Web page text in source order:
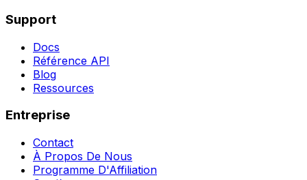
Support
Docs
Référence API
Blog
Ressources
Entreprise
Contact
À Propos De Nous
Programme D'Affiliation